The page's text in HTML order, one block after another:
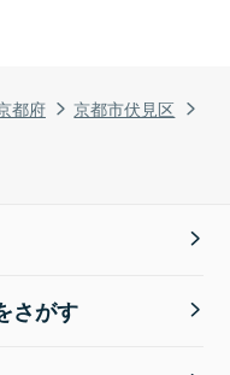
都府
京都市伏見区
さがす